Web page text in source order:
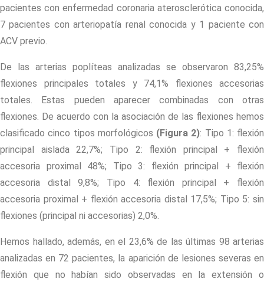
pacientes con enfermedad coronaria aterosclerótica conocida,
7 pacientes con arteriopatía renal conocida y 1 paciente con
ACV previo.
De las arterias poplíteas analizadas se observaron 83,25%
flexiones principales totales y 74,1% flexiones accesorias
totales. Estas pueden aparecer combinadas con otras
flexiones. De acuerdo con la asociación de las flexiones hemos
clasificado cinco tipos morfológicos (Figura 2): Tipo 1: flexión
principal aislada 22,7%; Tipo 2: flexión principal + flexión
accesoria proximal 48%; Tipo 3: flexión principal + flexión
accesoria distal 9,8%; Tipo 4: flexión principal + flexión
accesoria proximal + flexión accesoria distal 17,5%; Tipo 5: sin
flexiones (principal ni accesorias) 2,0%.
Hemos hallado, además, en el 23,6% de las últimas 98 arterias
analizadas en 72 pacientes, la aparición de lesiones severas en
flexión que no habían sido observadas en la extensión o